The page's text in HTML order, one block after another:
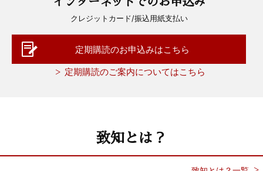
クレジットカード/振込用紙支払い
定期購読のお申込みはこちら
定期購読のご案内についてはこちら
致知とは？